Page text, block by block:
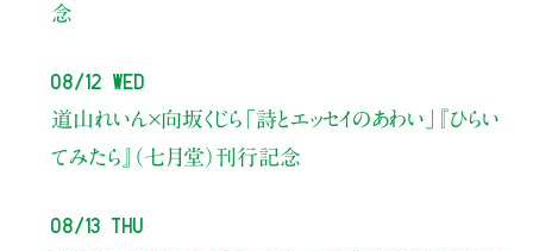
念
08/12 Wed
道山れいん×向坂くじら 「詩とエッセイのあわい」
『ひらい
てみたら』（七月堂）刊行記念
08/13 Thu